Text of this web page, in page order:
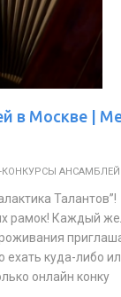
в Москве |
КОНКУРСЫ АНСАМБЛЕЙ
Талантов”!
рамок! Каждый
ехать куда-либо
онлайн конку